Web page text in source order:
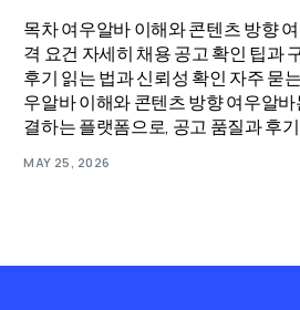
목차 여우알바 이해와 콘텐츠 방향
격 요건 자세히 채용 공고 확인 팁과
후기 읽는 법과 신뢰성 확인 자주 묻
우알바 이해와 콘텐츠 방향 여우알
결하는 플랫폼으로, 공고 품질과 후
MAY 25, 2026